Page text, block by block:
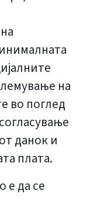
на
во поглед
данок и
плата.
е да се